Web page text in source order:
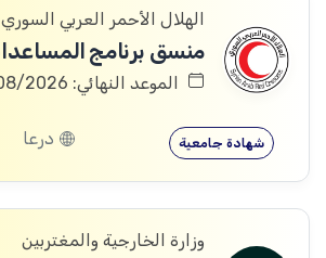
الهلال الأحمر العربي السوري
الموعد النهائي: 16/08/2026
شهادة جامعية درعا
وزارة الخارجية والمغتربين